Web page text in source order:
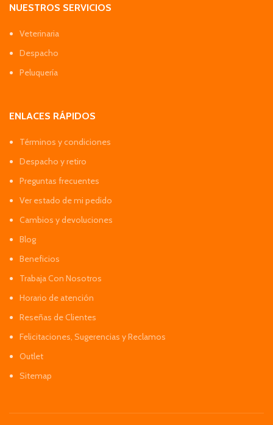
NUESTROS SERVICIOS
Veterinaria
Despacho
Peluquería
ENLACES RÁPIDOS
Términos y condiciones
Despacho y retiro
Preguntas frecuentes
Ver estado de mi pedido
Cambios y devoluciones
Blog
Beneficios
Trabaja Con Nosotros
Horario de atención
Reseñas de Clientes
Felicitaciones, Sugerencias y Reclamos
Outlet
Sitemap